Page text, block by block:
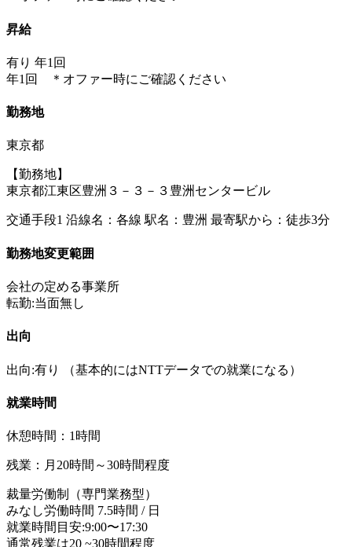
昇給
有り 年1回
年1回 ＊オファー時にご確認ください
勤務地
東京都
【勤務地】
東京都江東区豊洲３－３－３豊洲センタービル
交通手段1 沿線名：各線 駅名：豊洲 最寄駅から：徒歩3分
勤務地変更範囲
会社の定める事業所
転勤:当面無し
出向
出向:有り （基本的にはNTTデータでの就業になる）
就業時間
休憩時間：1時間
残業：月20時間～30時間程度
裁量労働制（専門業務型）
みなし労働時間 7.5時間 / 日
就業時間目安:9:00〜17:30
通常残業は20 ~30時間程度